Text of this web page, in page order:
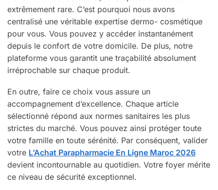
extrêmement rare. C’est pourquoi nous avons
centralisé une véritable expertise dermo- cosmétique
pour vous. Vous pouvez y accéder instantanément
depuis le confort de votre domicile. De plus, notre
plateforme vous garantit une traçabilité absolument
irréprochable sur chaque produit.
En outre, faire ce choix vous assure un
accompagnement d’excellence. Chaque article
sélectionné répond aux normes sanitaires les plus
strictes du marché. Vous pouvez ainsi protéger toute
votre famille en toute sérénité. Par conséquent, valider
votre L’Achat Parapharmacie En Ligne Maroc 2026
devient incontournable au quotidien. Votre foyer mérite
ce niveau de sécurité exceptionnel.